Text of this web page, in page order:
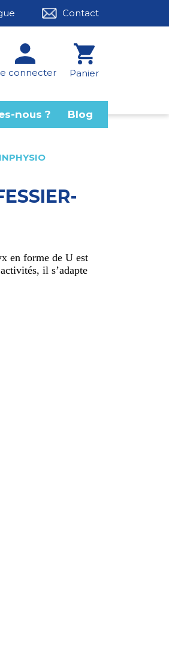
Contact
connecter Panier
nous ? Blog
en forme de U est
il s’adapte